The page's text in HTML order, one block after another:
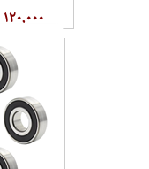
۱۲۰,۰۰۰